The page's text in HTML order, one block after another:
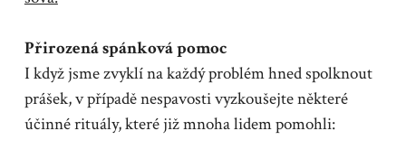
Přirozená spánková pomoc
I když jsme zvyklí na každý problém hned spolknout
prášek, v případě nespavosti vyzkoušejte některé
účinné rituály, které již mnoha lidem pomohli: